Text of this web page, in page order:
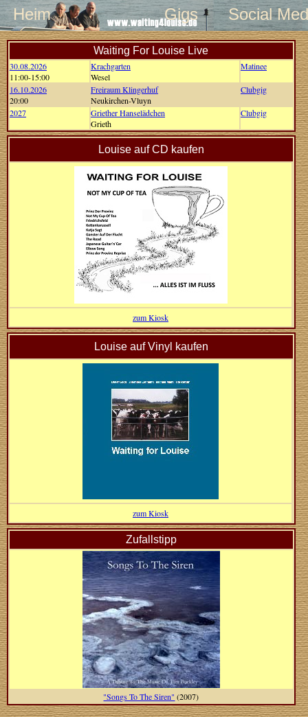
Heim Gigs Social
Waiting For Louise Live
30.08.2026
11:00-15:00
Krachgarten
Wesel
Matinee
16.10.2026
20:00
Freiraum Klingerhuf
Neukirchen-Vluyn
Clubgig
2027
Griether Hanselädchen
Grieth
Clubgig
Louise auf CD kaufen
zum Kiosk
Louise auf Vinyl kaufen
zum Kiosk
Zufallstipp
"Songs To The Siren" (2007)